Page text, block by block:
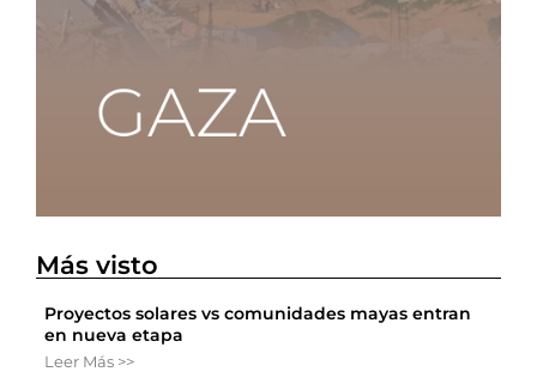
Más visto
Proyectos solares vs comunidades mayas entran
en nueva etapa
Leer Más >>